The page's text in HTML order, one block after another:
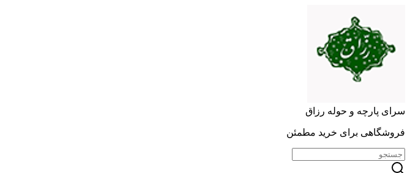
سرای پارچه و حوله رزاق
فروشگاهی برای خرید مطمئن